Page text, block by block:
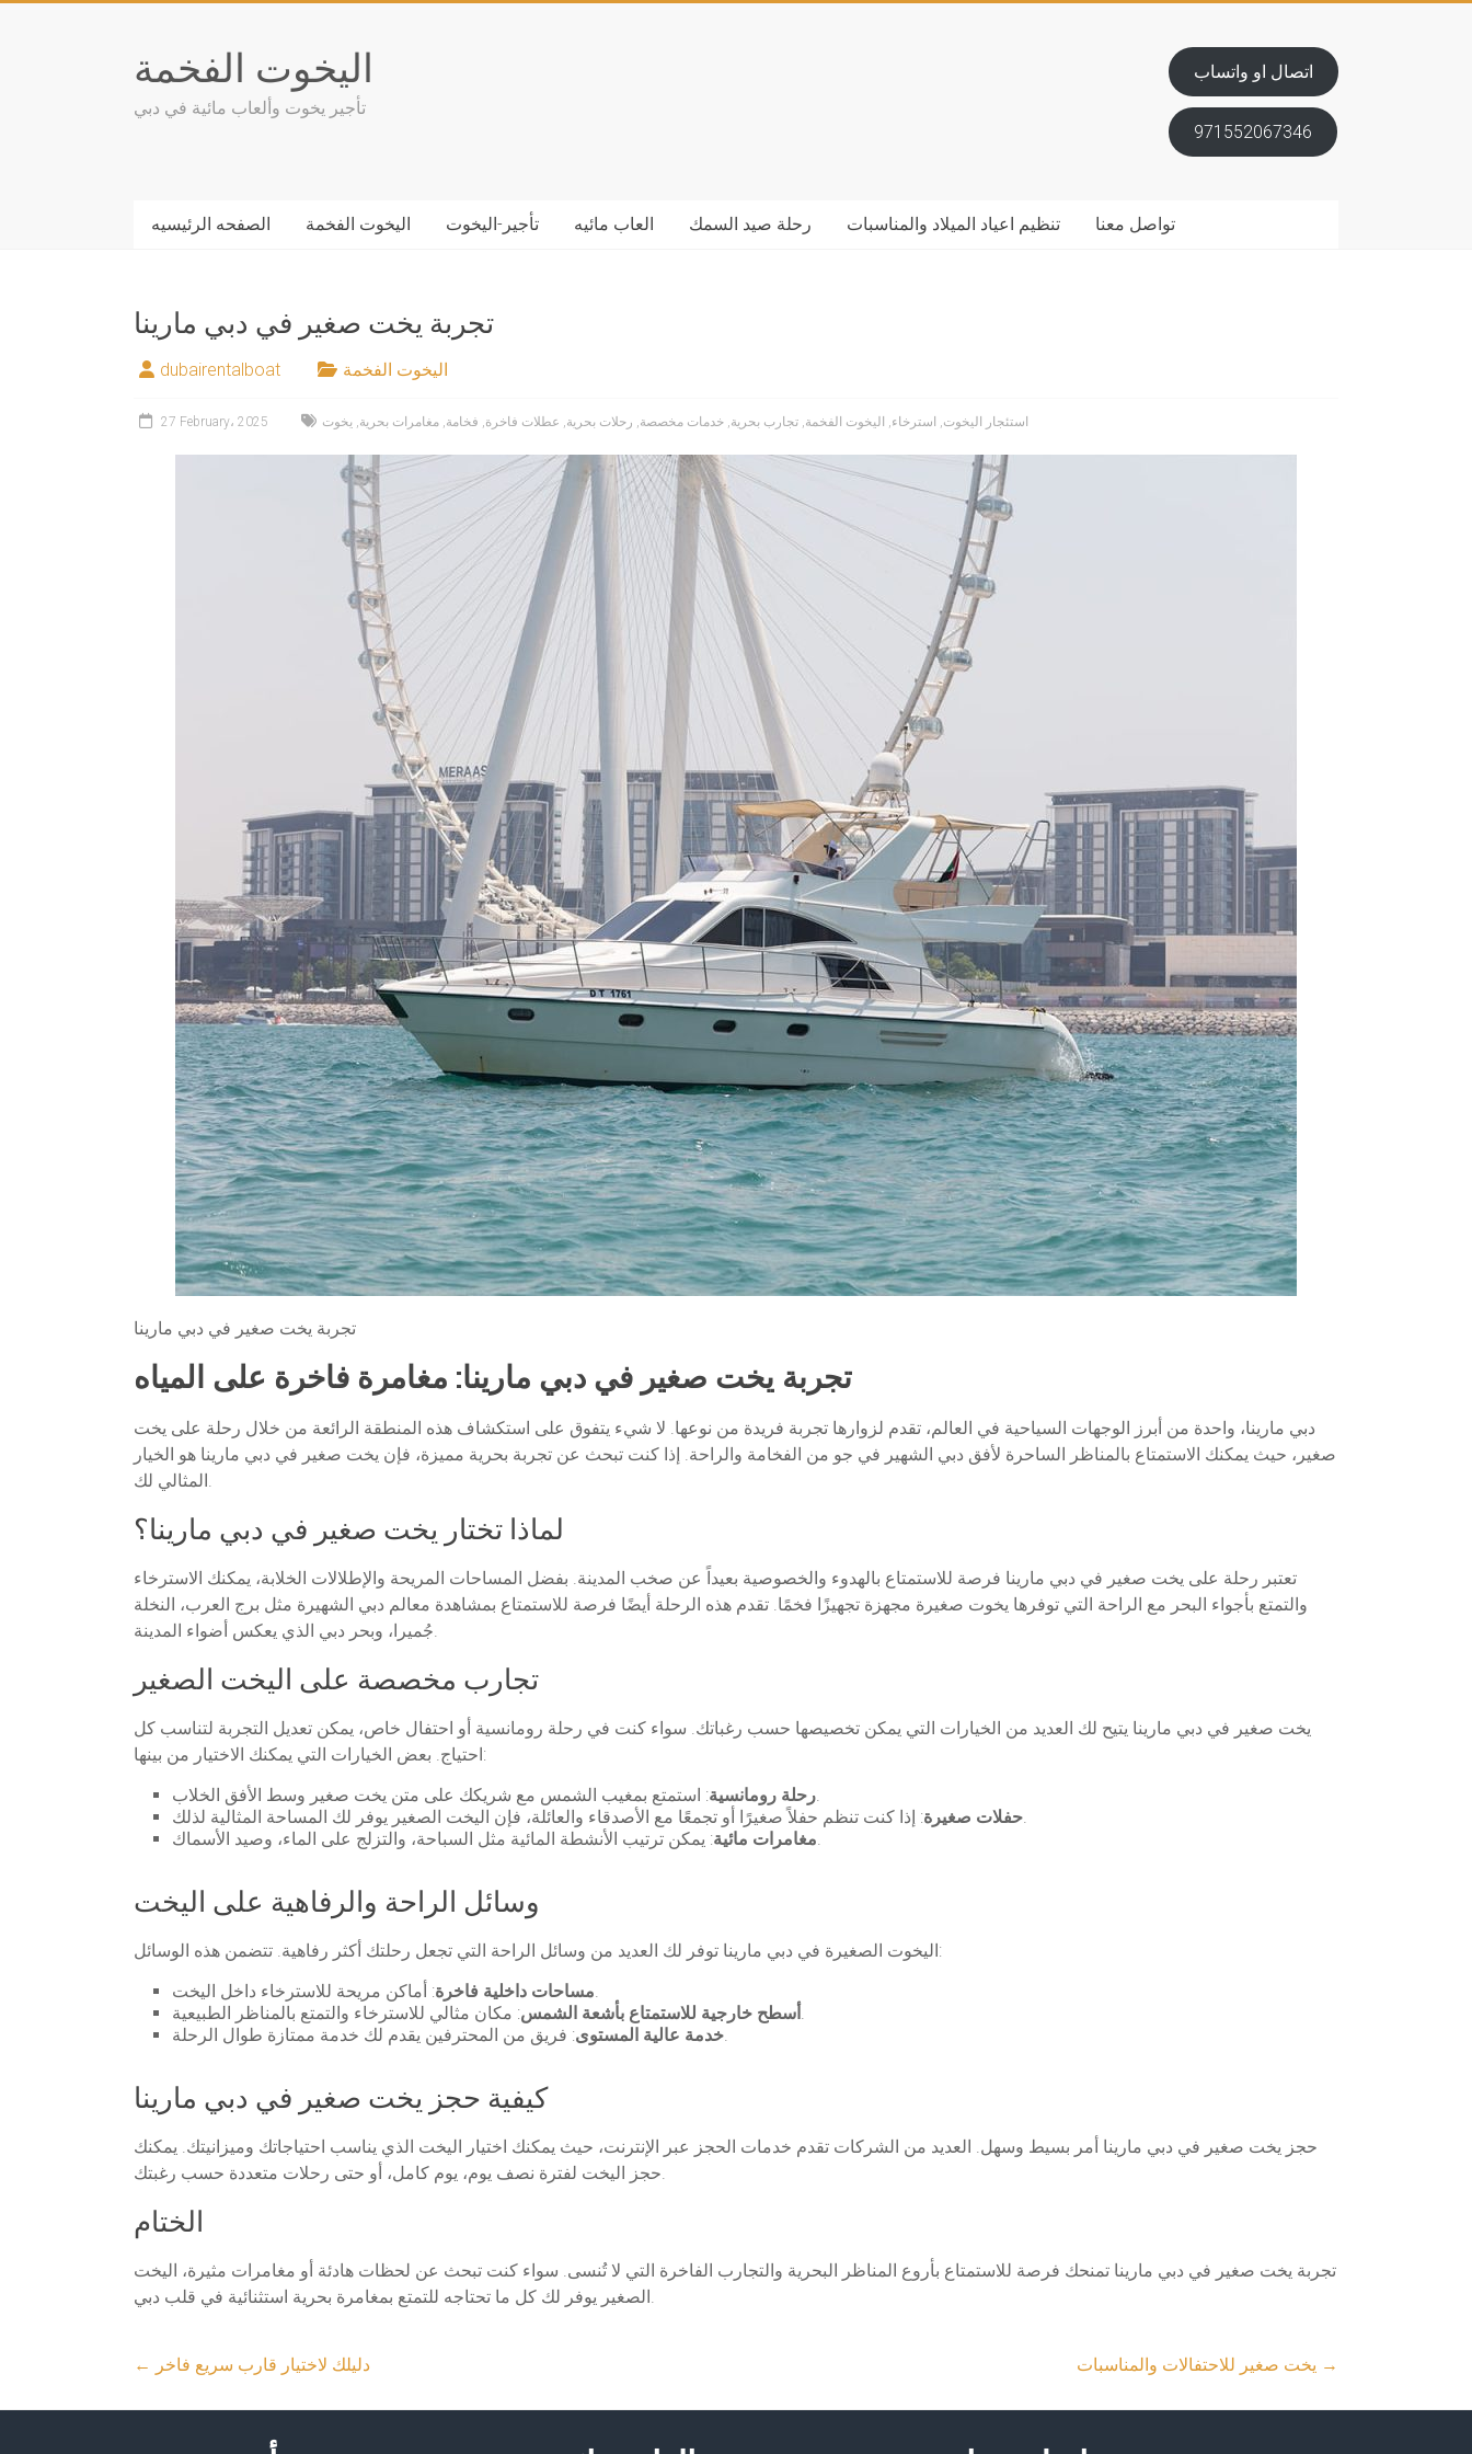
اليخوت الفخمة
تأجير يخوت وألعاب مائية في دبي
اتصال او واتساب
971552067346
الصفحه الرئيسيه اليخوت الفخمة تأجير-اليخوت العاب مائيه رحلة صيد السمك تنظيم اعياد الميلاد والمناسبات تواصل معنا
تجربة يخت صغير في دبي مارينا
dubairentalboat اليخوت الفخمة
27 February، 2025 استئجار اليخوت, استرخاء, اليخوت الفخمة, تجارب بحرية, خدمات مخصصة, رحلات بحرية, عطلات فاخرة, فخامة, مغامرات بحرية, يخوت
تجربة يخت صغير في دبي مارينا
تجربة يخت صغير في دبي مارينا: مغامرة فاخرة على المياه
دبي مارينا، واحدة من أبرز الوجهات السياحية في العالم، تقدم لزوارها تجربة فريدة من نوعها. لا شيء يتفوق على استكشاف هذه المنطقة الرائعة من خلال رحلة على يخت
صغير، حيث يمكنك الاستمتاع بالمناظر الساحرة لأفق دبي الشهير في جو من الفخامة والراحة. إذا كنت تبحث عن تجربة بحرية مميزة، فإن يخت صغير في دبي مارينا هو الخيار
المثالي لك.
لماذا تختار يخت صغير في دبي مارينا؟
تعتبر رحلة على يخت صغير في دبي مارينا فرصة للاستمتاع بالهدوء والخصوصية بعيداً عن صخب المدينة. بفضل المساحات المريحة والإطلالات الخلابة، يمكنك الاسترخاء
والتمتع بأجواء البحر مع الراحة التي توفرها يخوت صغيرة مجهزة تجهيزًا فخمًا. تقدم هذه الرحلة أيضًا فرصة للاستمتاع بمشاهدة معالم دبي الشهيرة مثل برج العرب، النخلة
جُميرا، وبحر دبي الذي يعكس أضواء المدينة.
تجارب مخصصة على اليخت الصغير
يخت صغير في دبي مارينا يتيح لك العديد من الخيارات التي يمكن تخصيصها حسب رغباتك. سواء كنت في رحلة رومانسية أو احتفال خاص، يمكن تعديل التجربة لتناسب كل
احتياج. بعض الخيارات التي يمكنك الاختيار من بينها:
رحلة رومانسية: استمتع بمغيب الشمس مع شريكك على متن يخت صغير وسط الأفق الخلاب.
حفلات صغيرة: إذا كنت تنظم حفلاً صغيرًا أو تجمعًا مع الأصدقاء والعائلة، فإن اليخت الصغير يوفر لك المساحة المثالية لذلك.
مغامرات مائية: يمكن ترتيب الأنشطة المائية مثل السباحة، والتزلج على الماء، وصيد الأسماك.
وسائل الراحة والرفاهية على اليخت
اليخوت الصغيرة في دبي مارينا توفر لك العديد من وسائل الراحة التي تجعل رحلتك أكثر رفاهية. تتضمن هذه الوسائل:
مساحات داخلية فاخرة: أماكن مريحة للاسترخاء داخل اليخت.
أسطح خارجية للاستمتاع بأشعة الشمس: مكان مثالي للاسترخاء والتمتع بالمناظر الطبيعية.
خدمة عالية المستوى: فريق من المحترفين يقدم لك خدمة ممتازة طوال الرحلة.
كيفية حجز يخت صغير في دبي مارينا
حجز يخت صغير في دبي مارينا أمر بسيط وسهل. العديد من الشركات تقدم خدمات الحجز عبر الإنترنت، حيث يمكنك اختيار اليخت الذي يناسب احتياجاتك وميزانيتك. يمكنك
حجز اليخت لفترة نصف يوم، يوم كامل، أو حتى رحلات متعددة حسب رغبتك.
الختام
تجربة يخت صغير في دبي مارينا تمنحك فرصة للاستمتاع بأروع المناظر البحرية والتجارب الفاخرة التي لا تُنسى. سواء كنت تبحث عن لحظات هادئة أو مغامرات مثيرة، اليخت
الصغير يوفر لك كل ما تحتاجه للتمتع بمغامرة بحرية استثنائية في قلب دبي.
← دليلك لاختيار قارب سريع فاخر →